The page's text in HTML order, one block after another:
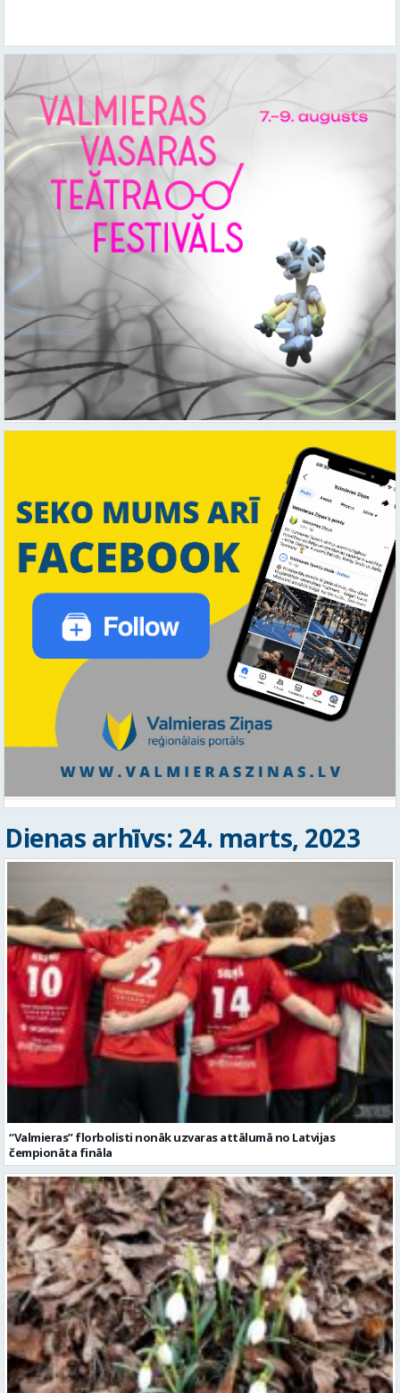
Dienas arhīvs: 24. marts, 2023
“Valmieras” florbolisti nonāk uzvaras attālumā no Latvijas
čempionāta fināla